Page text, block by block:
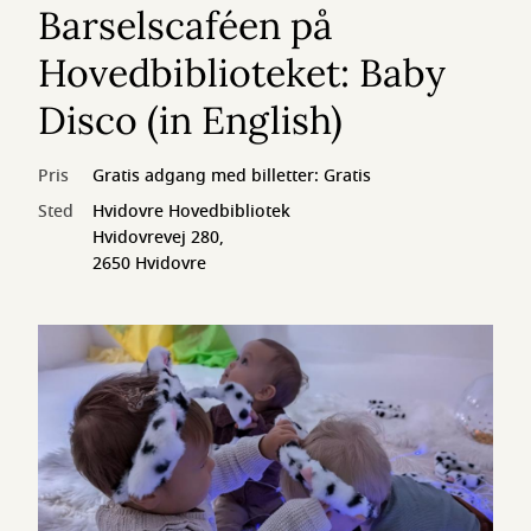
Barselscaféen på
Hovedbiblioteket: Baby
Disco (in English)
Pris
Gratis adgang med billetter: Gratis
Sted
Hvidovre Hovedbibliotek
Hvidovrevej 280,
2650 Hvidovre